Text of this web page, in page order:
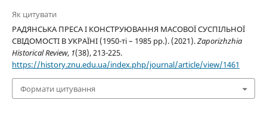
Як цитувати
РАДЯНСЬКА ПРЕСА І КОНСТРУЮВАННЯ МАСОВОЇ СУСПІЛЬНОЇ
СВІДОМОСТІ В УКРАЇНІ (1950-ті – 1985 рр.). (2021).Zaporizhzhia
Historical Review, 1(38), 213-225.
https://history.znu.edu.ua/index.php/journal/article/view/1461
Формати цитування